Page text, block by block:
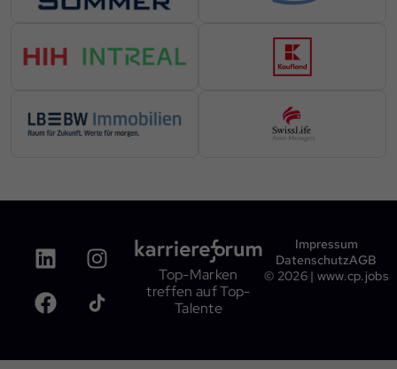
Top-Marken
treffen auf Top-
Talente
Impressum
DatenschutzAGB
© 2026 | www.cp.jobs
Cookie-Informationen anzeigen